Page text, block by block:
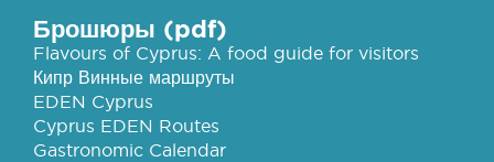
Брошюры (pdf)
Flavours of Cyprus: A food guide for visitors
Кипр Винные маршруты
EDEN Cyprus
Cyprus EDEN Routes
Gastronomic Calendar